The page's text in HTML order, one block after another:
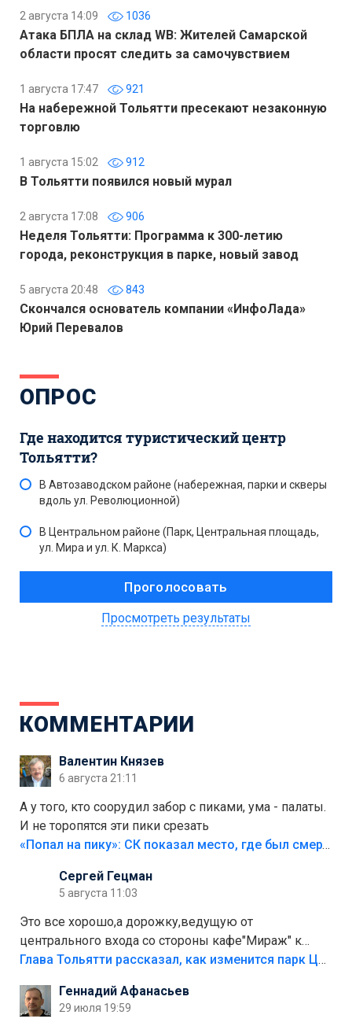
2 августа 14:09 1036
Атака БПЛА на склад WB: Жителей Самарской
области просят следить за самочувствием
1 августа 17:47 921
На набережной Тольятти пресекают незаконную
торговлю
1 августа 15:02 912
В Тольятти появился новый мурал
2 августа 17:08 906
Неделя Тольятти: Программа к 300-летию
города, реконструкция в парке, новый завод
5 августа 20:48 843
Скончался основатель компании «ИнфоЛада»
Юрий Перевалов
ОПРОС
Где находится туристический центр
Тольятти?
В Автозаводском районе (набережная, парки и скверы
вдоль ул. Революционной)
В Центральном районе (Парк, Центральная площадь,
ул. Мира и ул. К. Маркса)
Просмотреть результаты
КОММЕНТАРИИ
Валентин Князев
6 августа 21:11
А у того, кто соорудил забор с пиками, ума - палаты.
И не торопятся эти пики срезать
«Попал на пику»: СК показал место, где был смертельно травмирован ребенок в Тольятти
Сергей Гецман
5 августа 11:03
Это все хорошо,а дорожку,ведущую от
центрального входа со стороны кафе"Мираж" к
аттракционам слабо доделать?А то бордюры
лежала в парке и испортилась.Да еще,видимо,часть
украли.
Глава Тольятти рассказал, как изменится парк Центрального района
Геннадий Афанасьев
29 июля 19:59